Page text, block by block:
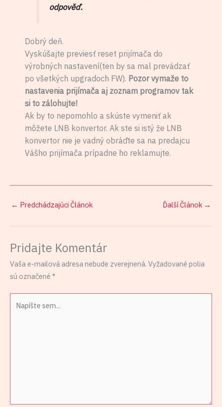
odpověď.
Dobrý deň.
Vyskúšajte previesť reset prijímača do
výrobných nastavení(ten by sa mal prevádzať
po všetkých upgradoch FW). Pozor vymaže to
nastavenia prijímača aj zoznam programov tak
si to zálohujte!
Ak by to nepomohlo a skúste vymeniť ak
môžete LNB konvertor. Ak ste si istý že LNB
konvertor nie je vadný obráďte sa na predajcu
Vášho prijímača prípadne ho reklamujte.
← Predchádzajúci Článok Ďalší Článok →
Pridajte Komentár
Vaša e-mailová adresa nebude zverejnená. Vyžadované polia
sú označené *
sem...